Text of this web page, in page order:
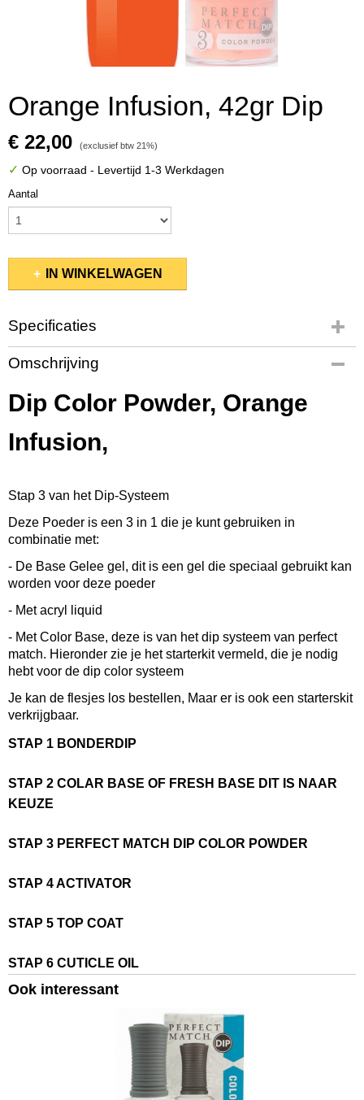
Orange Infusion, 42gr Dip
€ 22,00 (exclusief btw 21%)
✓ Op voorraad - Levertijd 1-3 Werkdagen
Aantal
IN WINKELWAGEN
Specificaties
Productcode
PMDP254
EAN code
845370046995
0,08 Kg
Omschrijving
Dip Color Powder, Orange
Infusion,
Stap 3 van het Dip-Systeem
Deze Poeder is een 3 in 1 die je kunt gebruiken in
combinatie met:
- De Base Gelee gel, dit is een gel die speciaal gebruikt kan
worden voor deze poeder
- Met acryl liquid
- Met Color Base, deze is van het dip systeem van perfect
match. Hieronder zie je het starterkit vermeld, die je nodig
hebt voor de dip color systeem
Je kan de flesjes los bestellen, Maar er is ook een starterskit
verkrijgbaar.
STAP 1 BONDERDIP
STAP 2 COLAR BASE OF FRESH BASE DIT IS NAAR
KEUZE
STAP 3 PERFECT MATCH DIP COLOR POWDER
STAP 4 ACTIVATOR
STAP 5 TOP COAT
STAP 6 CUTICLE OIL
Ook interessant